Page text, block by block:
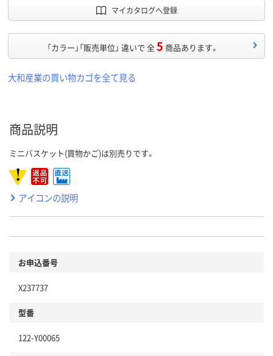
マイカタログへ登録
「カラー」「販売単位」 違いで 全5 商品あります。
大和産業の買い物カゴを全て見る
商品説明
ミニバスケット(買物かご)は別売りです。
アイコンの説明
お申込番号
X237737
型番
122-Y00065